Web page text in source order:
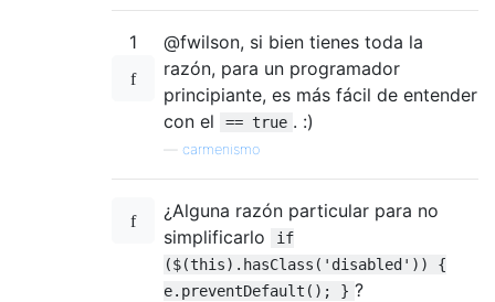
1
@fwilson, si bien tienes toda la
razón, para un programador
principiante, es más fácil de entender
con el
== true . :)
carmenismo
¿Alguna razón particular para no
simplificarlo
if
($(this).hasClass('disabled')) {
e.preventDefault(); } ?